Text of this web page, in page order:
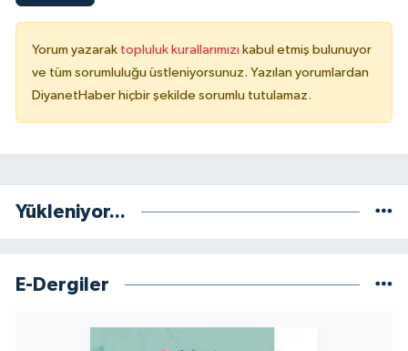
Yorum yazarak topluluk kurallarımızı kabul etmiş bulunuyor
ve tüm sorumluluğu üstleniyorsunuz. Yazılan yorumlardan
DiyanetHaber hiçbir şekilde sorumlu tutulamaz.
Yükleniyor...
E-Dergiler